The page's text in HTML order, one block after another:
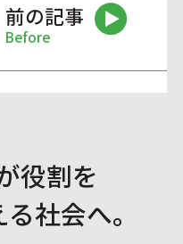
前の記事
Before
役割を
社会へ。